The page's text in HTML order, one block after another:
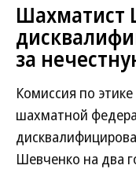
Шахматист
за
Комиссия по
шахматной
Шевченко на два